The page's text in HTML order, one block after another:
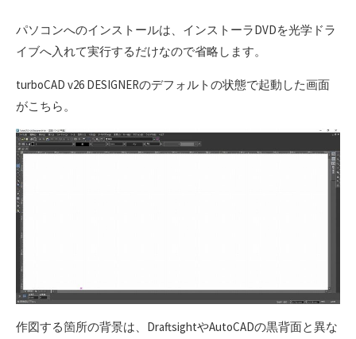
パソコンへのインストールは、インストーラDVDを光学ドラ
イブへ入れて実行するだけなので省略します。
turboCAD v26 DESIGNERのデフォルトの状態で起動した画面
がこちら。
作図する箇所の背景は、DraftsightやAutoCADの黒背面と異な